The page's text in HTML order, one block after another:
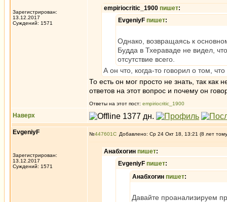
Зарегистрирован:
13.12.2017
Суждений: 1571
empiriocritic_1900 пишет:
EvgeniyF пишет:
Однако, возвращаясь к
Будда в Тхераваде не видел,
отсутствие всего.
А он что, когда-то говорил о том,
То есть он мог просто не знать, так как
ответов на этот вопрос и почему он
Ответы на этот пост: empiriocritic_1900
Наверх
EvgeniyF
Зарегистрирован:
13.12.2017
Суждений: 1571
№447601 Добавлено: Ср 24 Окт 18, 13:21 (8 лет
Анабхогин пишет:
EvgeniyF пишет:
Анабхогин пишет:
Давайте проанализируем